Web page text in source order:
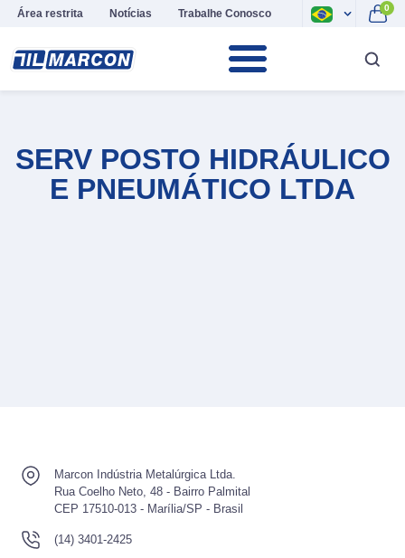
Área restrita Notícias Trabalhe Conosco 0
SERV POSTO HIDRÁULICO
E PNEUMÁTICO LTDA
Marcon Indústria Metalúrgica Ltda.
Rua Coelho Neto, 48 - Bairro Palmital
CEP 17510-013 - Marília/SP - Brasil
(14) 3401-2425